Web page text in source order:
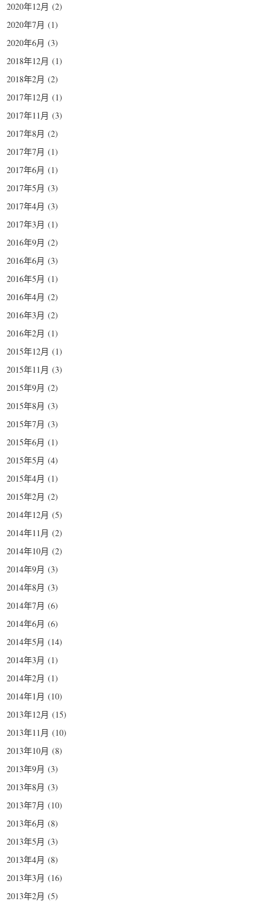
2020年12月 (2)
2020年7月 (1)
2020年6月 (3)
2018年12月 (1)
2018年2月 (2)
2017年12月 (1)
2017年11月 (3)
2017年8月 (2)
2017年7月 (1)
2017年6月 (1)
2017年5月 (3)
2017年4月 (3)
2017年3月 (1)
2016年9月 (2)
2016年6月 (3)
2016年5月 (1)
2016年4月 (2)
2016年3月 (2)
2016年2月 (1)
2015年12月 (1)
2015年11月 (3)
2015年9月 (2)
2015年8月 (3)
2015年7月 (3)
2015年6月 (1)
2015年5月 (4)
2015年4月 (1)
2015年2月 (2)
2014年12月 (5)
2014年11月 (2)
2014年10月 (2)
2014年9月 (3)
2014年8月 (3)
2014年7月 (6)
2014年6月 (6)
2014年5月 (14)
2014年3月 (1)
2014年2月 (1)
2014年1月 (10)
2013年12月 (15)
2013年11月 (10)
2013年10月 (8)
2013年9月 (3)
2013年8月 (3)
2013年7月 (10)
2013年6月 (8)
2013年5月 (3)
2013年4月 (8)
2013年3月 (16)
2013年2月 (5)